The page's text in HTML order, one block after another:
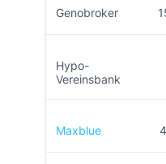
Genobroker
Hypo-
Vereinsbank
Maxblue